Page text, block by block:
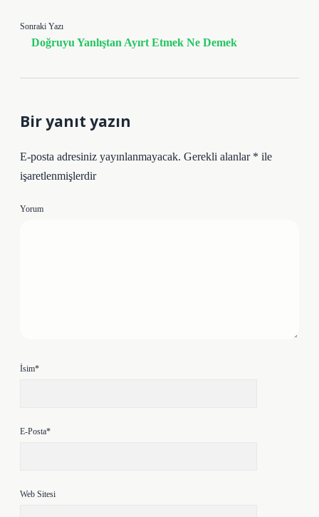
Sonraki Yazı
Doğruyu Yanlıştan Ayırt Etmek Ne Demek
Bir yanıt yazın
E-posta adresiniz yayınlanmayacak. Gerekli alanlar * ile
işaretlenmişlerdir
Yorum
İsim*
E-Posta*
Web Sitesi